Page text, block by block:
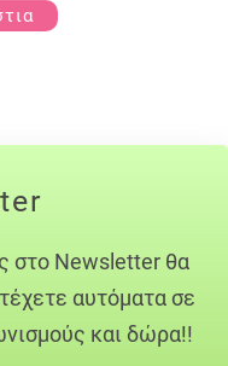
στο Newsletter θα
αυτόματα σε
και δώρα!!